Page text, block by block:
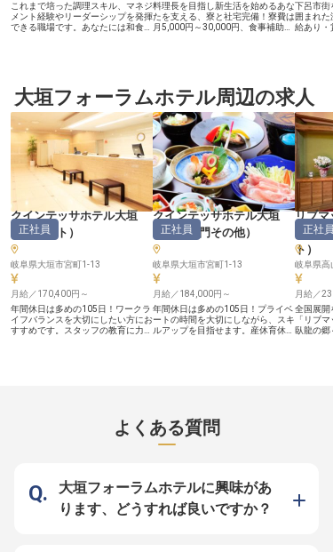
これまで培った調理スキル、マネジ
メント経験やリーダーシップを発揮
できる職場です。あなたには和食料
ージは、標高1,300mに位置する高
原のリゾートです。用途によって選
べる戸建てのコテージや客室で、お
客様をお迎えしています。※この求
人は2023年6月2日時点の情報です
料理長を目指し新生活を始めるあな
たを支える、寮と社宅完備！寮費は
月5,000円～30,000円、食事補助も
ています。モチベーションを維持で
きる、昇給・賞与あり！恵那峡の四
季折々の自然美を楽しむ、寛ぎのひ
とときを提供しているホテルです。
※この求人は2022年1月25日時点の
情報です
下呂市街
囲まれた
給あり・
トもス
め、毎日
ん。多め
時間も大
の求人
報です
大垣フォーラムホテル周辺の求人
クインテッサホテル大垣
（フロント ）
正社員
岐阜県大垣市宮町1-13
月給／170,400円～
年間休日は多めの105日！ワークラ
イフバランスを大切にしたい方にお
すすめです。スタッフの教育に力を
しませんか。まずはお問い合わせく
ださい。※この求人は2022年11月4
クインテッサホテル大垣
（調理部門その他）
正社員
岐阜県大垣市宮町1-13
月給／184,000円～
年間休日は多めの105日！プライベ
ートの時間を大切にしながら、スキ
ルアップを目指せます。産休育休の
活かしてお客様を笑顔にしません
か。※この求人は2022年10月24日
時点の情報です
リブマ
高山
ト ）
正社員
岐阜県高
月給／
全国展開
「リブ
臥龍の郷
ト体制
よくある質問
大垣フォーラムホテルに興味があ
ります、どうすれば良いですか？